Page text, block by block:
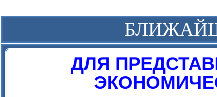
ДЛЯ